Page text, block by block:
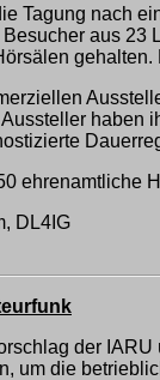
Tagung nach
aus
ehrenamtliche
DL4IG
der
um die